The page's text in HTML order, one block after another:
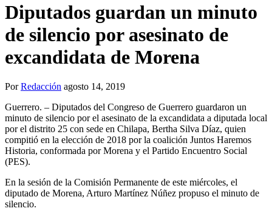
Diputados guardan un minuto
de silencio por asesinato de
excandidata de Morena
PorRedacción agosto 14, 2019
Guerrero. – Diputados del Congreso de Guerrero guardaron un
minuto de silencio por el asesinato de la excandidata a diputada local
por el distrito 25 con sede en Chilapa, Bertha Silva Díaz, quien
compitió en la elección de 2018 por la coalición Juntos Haremos
Historia, conformada por Morena y el Partido Encuentro Social
(PES).
En la sesión de la Comisión Permanente de este miércoles, el
diputado de Morena, Arturo Martínez Núñez propuso el minuto de
silencio.